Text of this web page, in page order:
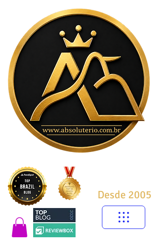
Desde 2005